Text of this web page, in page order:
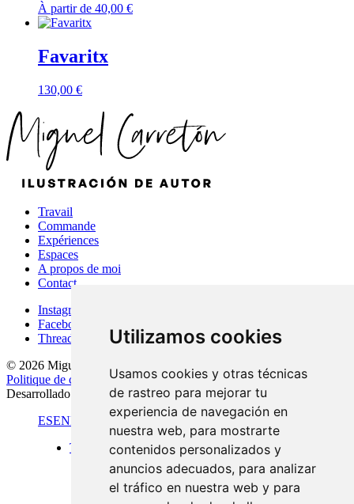
Utilizamos cookies
Usamos cookies y otras técnicas
de rastreo para mejorar tu
experiencia de navegación en
nuestra web, para mostrarte
contenidos personalizados y
anuncios adecuados, para analizar
el tráfico en nuestra web y para
À partir de 40,00 €
Favaritx
130,00 €
Travail
Commande
Expériences
Espaces
A propos de moi
Contact
Instagram
Facebook
Threads
© 2026 Miguel Carretón
Avis juridique
Politique de confidentialité · Politique en matière de cookies
Desarrollado por
Luzerta
ESENFR
Travail
Format standard
Vues panoramiques
Grand format